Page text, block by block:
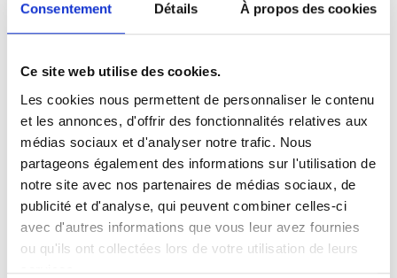
Consentement Détails À propos des cookies
Ce site web utilise des cookies.
Les cookies nous permettent de personnaliser le contenu
et les annonces, d'offrir des fonctionnalités relatives aux
médias sociaux et d'analyser notre trafic. Nous
partageons également des informations sur l'utilisation de
notre site avec nos partenaires de médias sociaux, de
publicité et d'analyse, qui peuvent combiner celles-ci
avec d'autres informations que vous leur avez fournies
ou qu'ils ont collectées lors de votre utilisation de leurs
services.
OKTOBER-AUSZEIT
BLACK FRIDAY OFFER
OFFRE DE DERNIÈRE MINUTE
OFFRE D’ÉTÉ